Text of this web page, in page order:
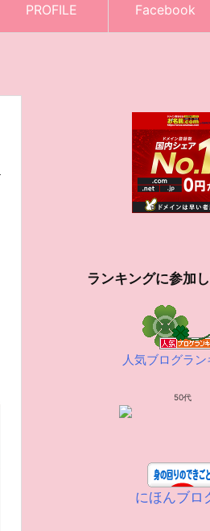
PROFILE Facebook
ランキングに参加し
人気ブログラ
50代
にほんブロ